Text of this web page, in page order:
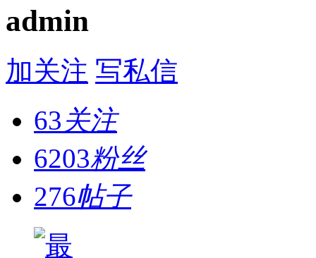
admin
加关注 写私信
63关注
6203粉丝
276帖子